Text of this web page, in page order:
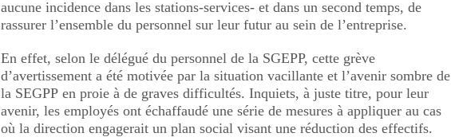
aucune incidence dans les stations-services- et dans un second temps, de
rassurer l’ensemble du personnel sur leur futur au sein de l’entreprise.
En effet, selon le délégué du personnel de la SGEPP, cette grève
d’avertissement a été motivée par la situation vacillante et l’avenir sombre de
la SEGPP en proie à de graves difficultés. Inquiets, à juste titre, pour leur
avenir, les employés ont échaffaudé une série de mesures à appliquer au cas
où la direction engagerait un plan social visant une réduction des effectifs.